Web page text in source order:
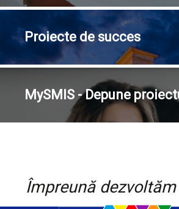
Proiecte de succes
MySMIS - Depune
Împreună